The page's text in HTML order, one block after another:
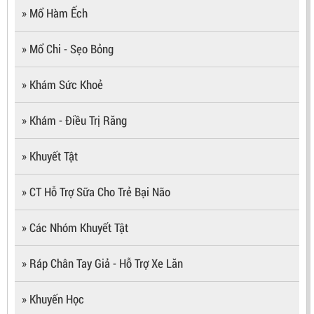
» Mổ Hàm Ếch
» Mổ Chi - Sẹo Bỏng
» Khám Sức Khoẻ
» Khám - Điều Trị Răng
» Khuyết Tật
» CT Hỗ Trợ Sữa Cho Trẻ Bại Não
» Các Nhóm Khuyết Tật
» Ráp Chân Tay Giả - Hỗ Trợ Xe Lăn
» Khuyến Học